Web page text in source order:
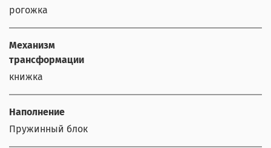
рогожка
Механизм
трансформации
книжка
Наполнение
Пружинный блок